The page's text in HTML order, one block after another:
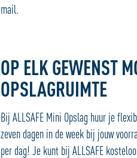
mail.
OP ELK GEWENST
OPSLAGRUIMTE
Bij ALLSAFE Mini Opslag huur je
zeven dagen in de week bij jouw
per dag! Je kunt bij ALLSAFE